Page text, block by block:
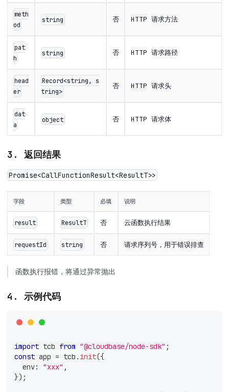
meth
od
string 否 HTTP 请求方法
pat
h
string 否 HTTP 请求路径
head
er
Record<string, s
tring>
否 HTTP 请求头
dat
a
object 否 HTTP 请求体
3. 返回结果
Promise<CallFunctionResult<ResultT>>
字段 类型 必填 说明
result ResultT 否 云函数执行结果
requestId string 否 请求序列号，用于错误排查
函数执行报错，将通过异常抛出
4. 示例代码
import tcb from "@cloudbase/node-sdk" ;
const app = tcb . init({
  env
: "xxx" ,
}) ;